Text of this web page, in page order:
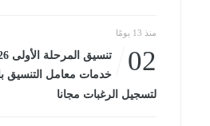
منذ 13 يومًا
02
خدمات معامل التنسيق
لتسجيل الرغبات مجانا